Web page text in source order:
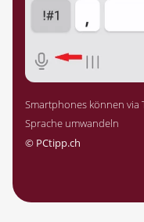
Smartphones können via
Sprache umwandeln
© PCtipp.ch